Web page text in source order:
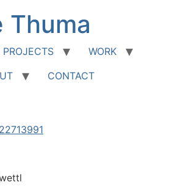
Thuma
PROJECTS
WORK
CONTACT